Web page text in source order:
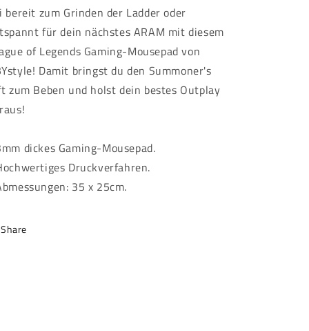
bereit zum Grinden der Ladder oder
für dein nächstes ARAM mit diesem
of Legends Gaming-Mousepad von
Damit bringst du den Summoner's
zum Beben und holst dein bestes Outplay
dickes Gaming-Mousepad.
Druckverfahren.
35 x 25cm.
Share